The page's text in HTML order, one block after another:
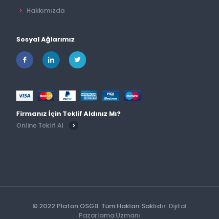
Hakkımızda
Sosyal Ağlarımız
Firmanız İçin Teklif Aldınız Mı?
Online Teklif Al
© 2022 Platon OSGB. Tüm Hakları Saklıdır. Dijital
Pazarlama Uzmanı